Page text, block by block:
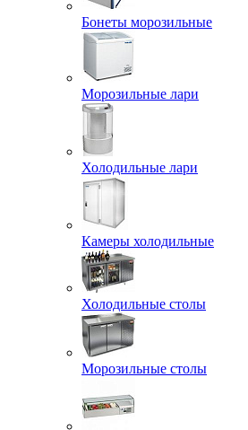
Бонеты морозильные
Морозильные лари
Холодильные лари
Камеры холодильные
Холодильные столы
Морозильные столы